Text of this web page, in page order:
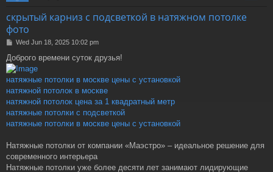
скрытый карниз с подсветкой в натяжном потолке
фото
P
s
t
Wed Jun 18, 2025 10:02 pm
Доброго времени суток друзья!
натяжные потолки в москве цены с установкой
натяжной потолок в москве
натяжной потолок цена за 1 квадратный метр
натяжные потолки с подсветкой
натяжные потолки в москве цены с установкой
Натяжные потолки от компании «Маэстро» – идеальное решение для
современного интерьера
Натяжные потолки уже более десяти лет занимают лидирующие